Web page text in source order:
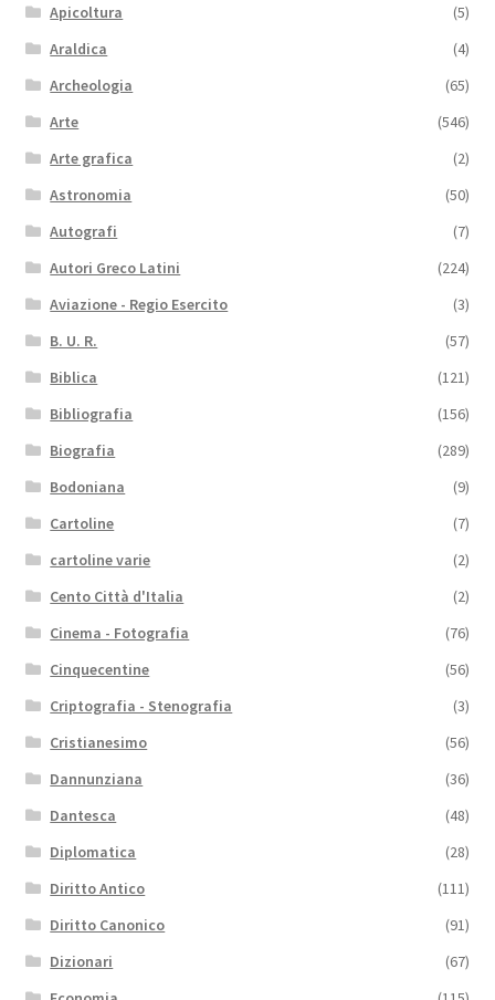
Apicoltura
(5)
Araldica
(4)
Archeologia
(65)
Arte
(546)
Arte grafica
(2)
Astronomia
(50)
Autografi
(7)
Autori Greco Latini
(224)
Aviazione - Regio Esercito
(3)
B. U. R.
(57)
Biblica
(121)
Bibliografia
(156)
Biografia
(289)
Bodoniana
(9)
Cartoline
(7)
cartoline varie
(2)
Cento Città d'Italia
(2)
Cinema - Fotografia
(76)
Cinquecentine
(56)
Criptografia - Stenografia
(3)
Cristianesimo
(56)
Dannunziana
(36)
Dantesca
(48)
Diplomatica
(28)
Diritto Antico
(111)
Diritto Canonico
(91)
Dizionari
(67)